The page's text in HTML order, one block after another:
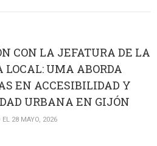
CON LA JEFATURA DE LA
LOCAL: UMA ABORDA
EN ACCESIBILIDAD Y
URBANA EN GIJÓN
28 MAYO, 2026